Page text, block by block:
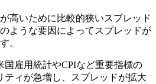
高いために比較的狭いスプレッド
ような要因によってスプレッドが
。
国雇用統計やCPIなど重要指標の
ティが急増し、スプレッドが拡大